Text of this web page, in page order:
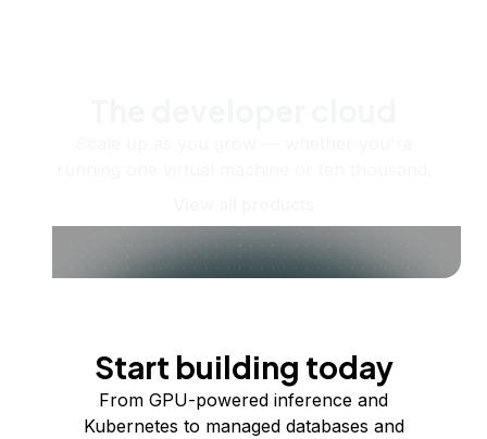
Start building today
From GPU-powered inference and
Kubernetes to managed databases and